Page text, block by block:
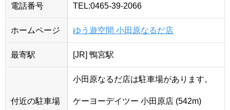
電話番号 TEL:0465-39-2066
ホームページ ゆう遊空間 小田原なるだ店
最寄駅 [JR] 鴨宮駅
付近の駐車場
小田原なるだ店は駐車場があります。
ケーヨーデイツー 小田原店 (542m)